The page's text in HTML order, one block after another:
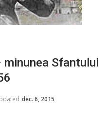
Sfantului
dec. 6, 2015